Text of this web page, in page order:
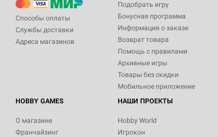
Способы оплаты
Службы доставки
Адреса магазинов
Подобрать игру
Бонусная программа
Информация о заказе
Возврат товара
Помощь с правилами
Архивные игры
Товары без скидки
Мобильное приложение
HOBBY GAMES
О магазине
Франчайзинг
НАШИ ПРОЕКТЫ
Hobby World
Игрокон